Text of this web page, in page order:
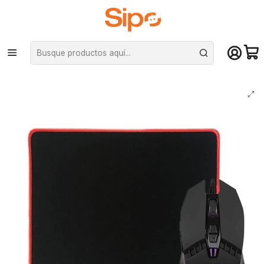
¡Compra hasta mediodía y recibe hoy! De lunes a sábado en el gran
Santiago. Envío gratis desde $29.990
Inicio Computación y Gamers Mouse Pad
Kit Gamer Kronos Mouse + Mousepad (4000DPI, 30 x 25cm)